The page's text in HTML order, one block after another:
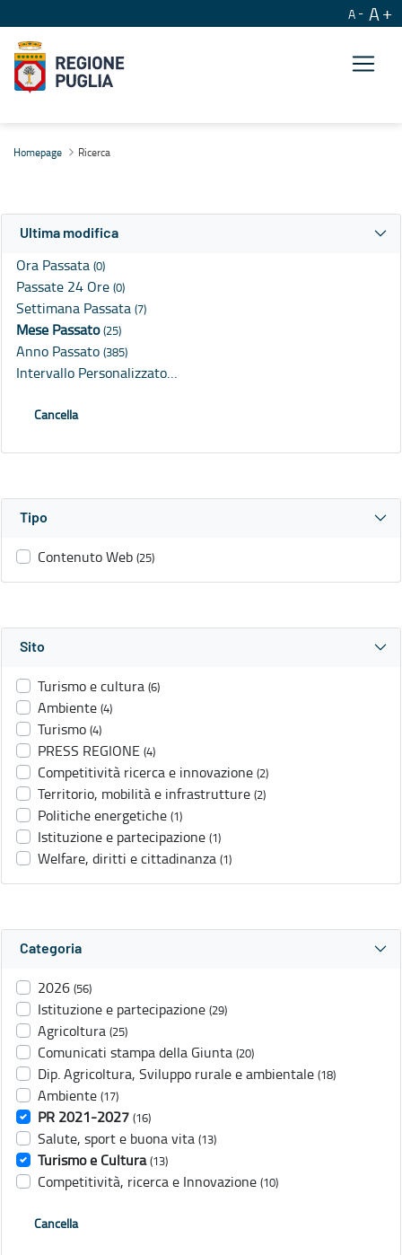
A A
Homepage Ricerca
Ultima modifica
Ora Passata (0)
Passate 24 Ore (0)
Settimana Passata (7)
Mese Passato(25)
Anno Passato (385)
Intervallo Personalizzato…
Cancella
Tipo
Contenuto Web (25)
Sito
Turismo e cultura (6)
Ambiente (4)
Turismo (4)
PRESS REGIONE (4)
Competitività ricerca e innovazione (2)
Territorio, mobilità e infrastrutture (2)
Politiche energetiche (1)
Istituzione e partecipazione (1)
Welfare, diritti e cittadinanza (1)
Categoria
2026 (56)
Istituzione e partecipazione (29)
Agricoltura (25)
Comunicati stampa della Giunta (20)
Dip. Agricoltura, Sviluppo rurale e ambientale (18)
Ambiente (17)
PR 2021-2027 (16)
Salute, sport e buona vita (13)
Turismo e Cultura (13)
Competitività, ricerca e Innovazione (10)
Cancella